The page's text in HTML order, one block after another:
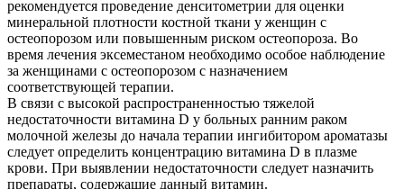
рекомендуется проведение денситометрии для оценки
минеральной плотности костной ткани у женщин с
остеопорозом или повышенным риском остеопороза. Во
время лечения эксеместаном необходимо особое наблюдение
за женщинами с остеопорозом с назначением
соответствующей терапии.
В связи с высокой распространенностью тяжелой
недостаточности витамина D у больных ранним раком
молочной железы до начала терапии ингибитором ароматазы
следует определить концентрацию витамина D в плазме
крови. При выявлении недостаточности следует назначить
препараты, содержащие данный витамин.